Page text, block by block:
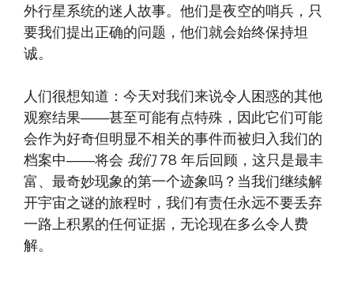
外行星系统的迷人故事。他们是夜空的哨兵，只
要我们提出正确的问题，他们就会始终保持坦
诚。
人们很想知道：今天对我们来说令人困惑的其他
观察结果——甚至可能有点特殊，因此它们可能
会作为好奇但明显不相关的事件而被归入我们的
档案中——将会 我们78 年后回顾，这只是最丰
富、最奇妙现象的第一个迹象吗？当我们继续解
开宇宙之谜的旅程时，我们有责任永远不要丢弃
一路上积累的任何证据，无论现在多么令人费
解。